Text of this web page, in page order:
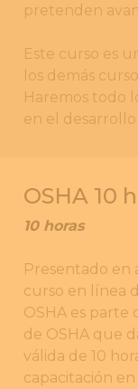
pretenden
Este curso es
los demás
Haremos todo
en el
OSHA 10
10 horas
Presentado en
curso en línea
OSHA es parte
de OSHA que
válida de 10
capacitación